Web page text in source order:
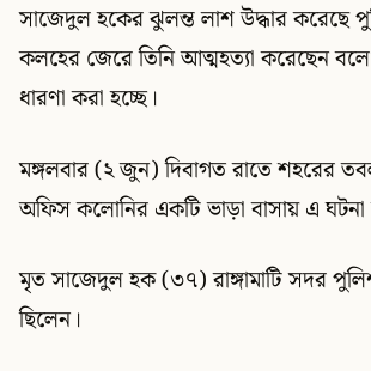
সাজেদুল হকের ঝুলন্ত লাশ উদ্ধার করেছে
কলহের জেরে তিনি আত্মহত্যা করেছেন বলে
ধারণা করা হচ্ছে।
মঙ্গলবার (২ জুন) দিবাগত রাতে শহরের
অফিস কলোনির একটি ভাড়া বাসায় এ ঘটনা
মৃত সাজেদুল হক (৩৭) রাঙ্গামাটি সদর
ছিলেন।